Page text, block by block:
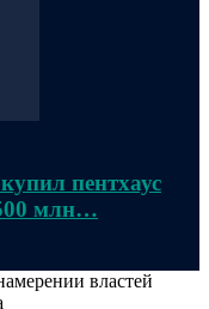
пентхаус
млн…
властей